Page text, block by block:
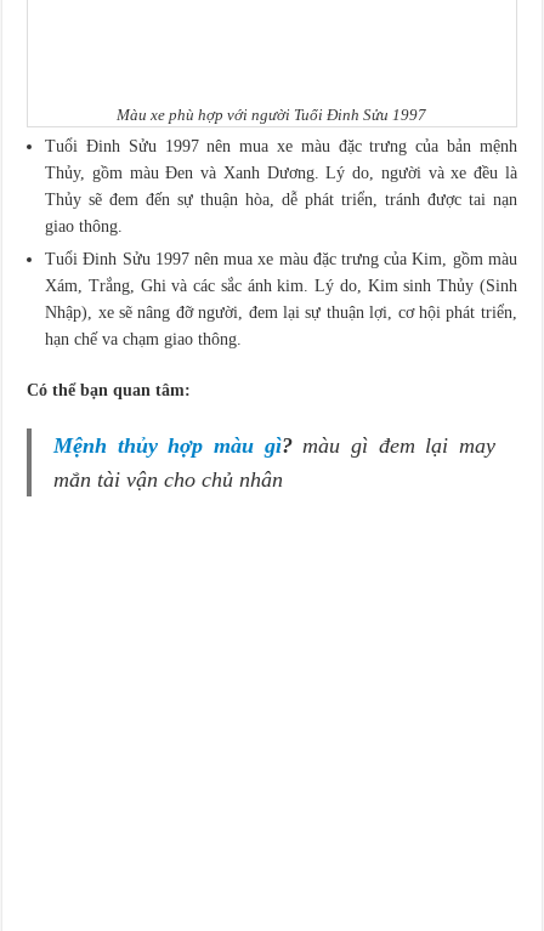
Màu xe phù hợp với người Tuổi Đinh Sửu 1997
Tuổi Đinh Sửu 1997 nên mua xe màu đặc trưng của bản mệnh
Thủy, gồm màu Đen và Xanh Dương. Lý do, người và xe đều là
Thủy sẽ đem đến sự thuận hòa, dễ phát triển, tránh được tai nạn
giao thông.
Tuổi Đinh Sửu 1997 nên mua xe màu đặc trưng của Kim, gồm màu
Xám, Trắng, Ghi và các sắc ánh kim. Lý do, Kim sinh Thủy (Sinh
Nhập), xe sẽ nâng đỡ người, đem lại sự thuận lợi, cơ hội phát triển,
hạn chế va chạm giao thông.
Có thể bạn quan tâm:
Mệnh thủy hợp màu gì?màu gì đem lại may
mắn tài vận cho chủ nhân